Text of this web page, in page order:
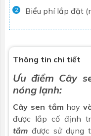
2 Biểu phí lắp đặt
Thông tin chi tiết
Ưu điểm Cây
nóng lạnh:
Cây sen tắm hay
được lắp cố định
tắm được sử dụng